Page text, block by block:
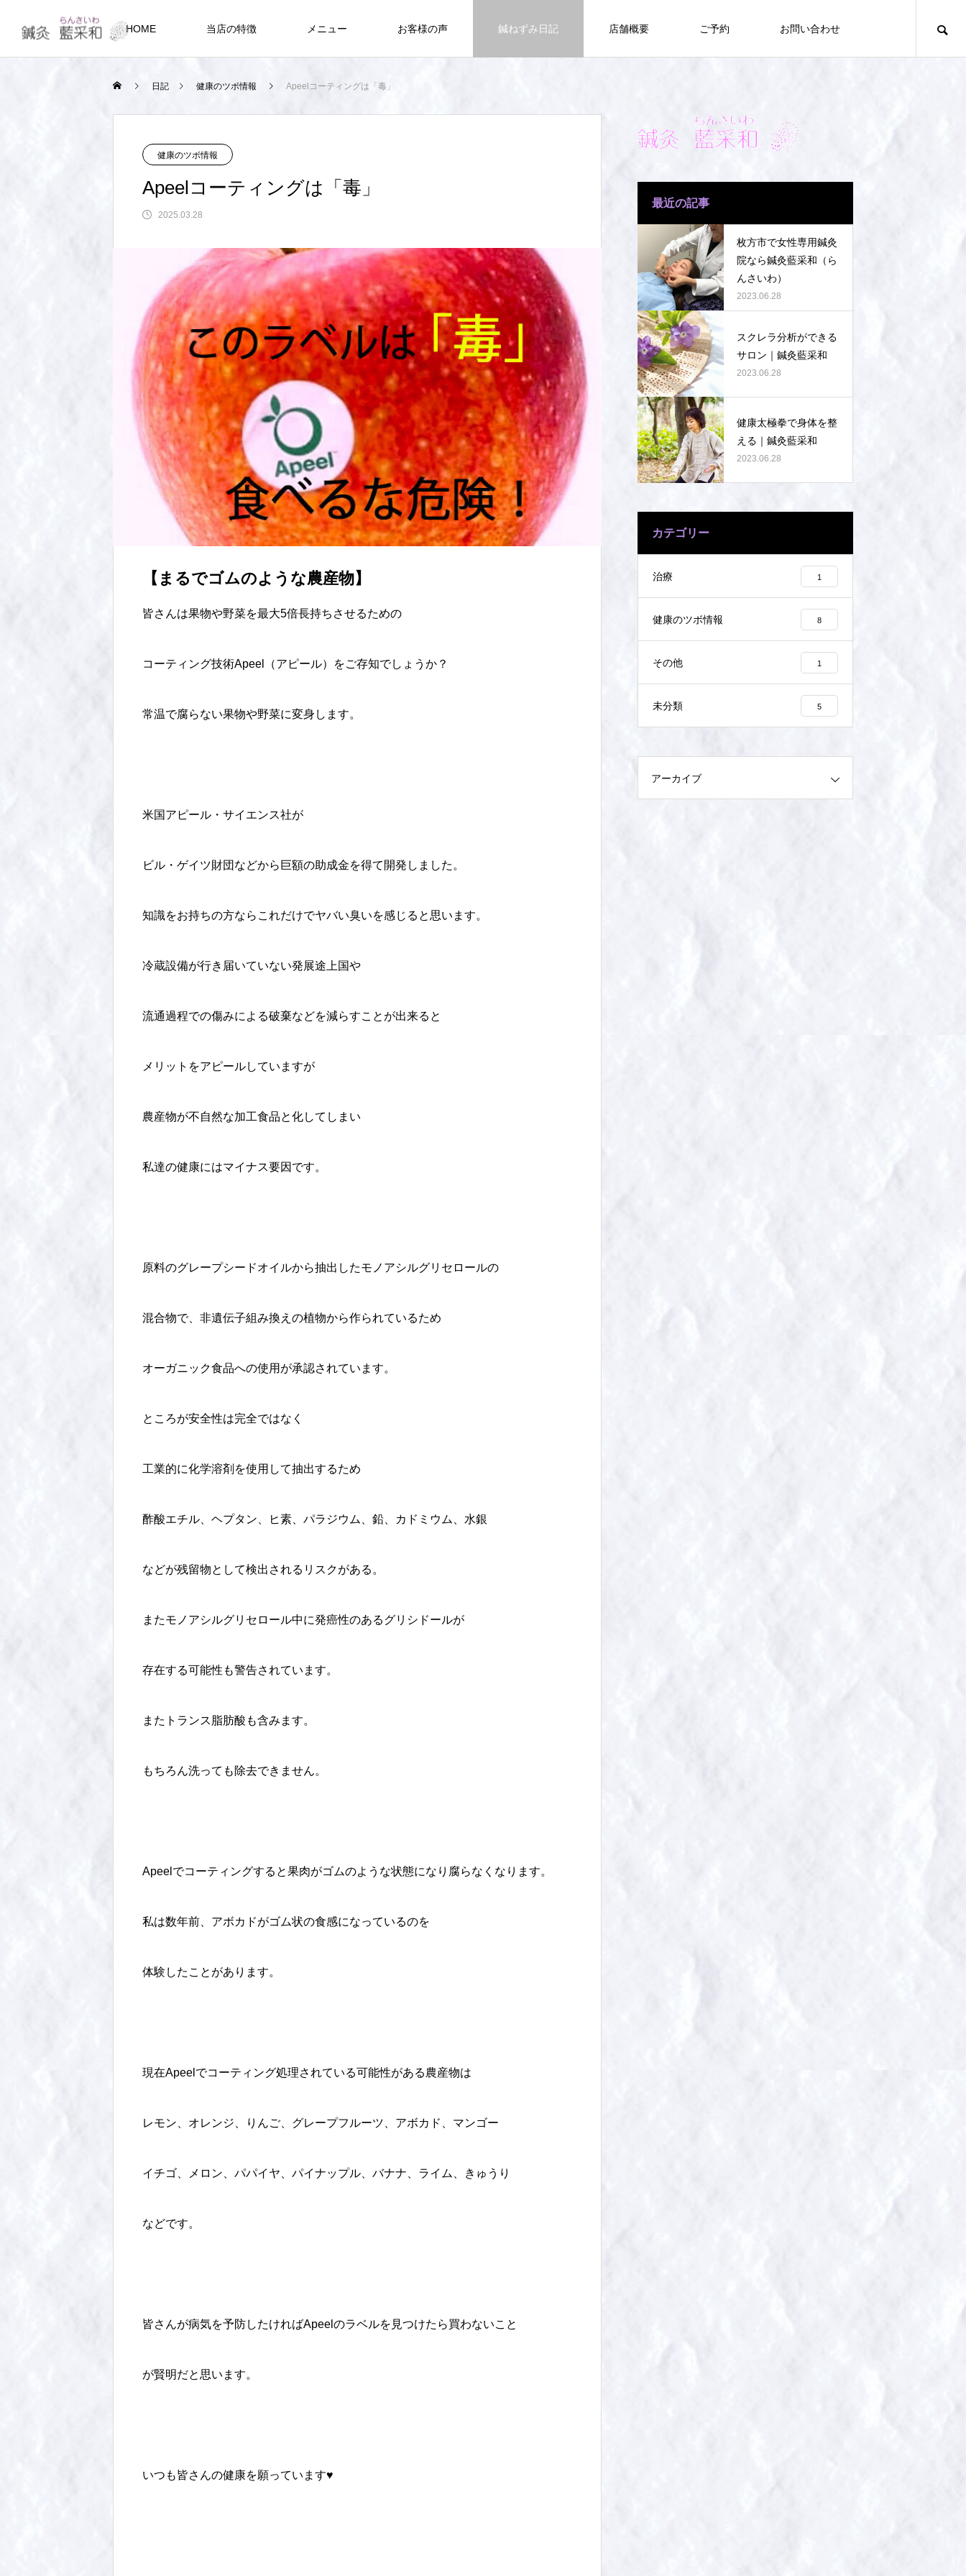
HOME 当店の特徴 メニュー お客様の声 鍼ねずみ日記 店舗概要 ご予約 お問い合わせ
日記 健康のツボ情報 Apeelコーティングは「毒」
健康のツボ情報
Apeelコーティングは「毒」
2025.03.28
【まるでゴムのような農産物】
皆さんは果物や野菜を最大5倍長持ちさせるための
コーティング技術Apeel（アピール）をご存知でしょうか？
常温で腐らない果物や野菜に変身します。
米国アピール・サイエンス社が
ビル・ゲイツ財団などから巨額の助成金を得て開発しました。
知識をお持ちの方ならこれだけでヤバい臭いを感じると思います。
冷蔵設備が行き届いていない発展途上国や
流通過程での傷みによる破棄などを減らすことが出来ると
メリットをアピールしていますが
農産物が不自然な加工食品と化してしまい
私達の健康にはマイナス要因です。
原料のグレープシードオイルから抽出したモノアシルグリセロールの
混合物で、非遺伝子組み換えの植物から作られているため
オーガニック食品への使用が承認されています。
ところが安全性は完全ではなく
工業的に化学溶剤を使用して抽出するため
酢酸エチル、ヘプタン、ヒ素、パラジウム、鉛、カドミウム、水銀
などが残留物として検出されるリスクがある。
またモノアシルグリセロール中に発癌性のあるグリシドールが
存在する可能性も警告されています。
またトランス脂肪酸も含みます。
もちろん洗っても除去できません。
Apeelでコーティングすると果肉がゴムのような状態になり腐らなくなります。
私は数年前、アボカドがゴム状の食感になっているのを
体験したことがあります。
現在Apeelでコーティング処理されている可能性がある農産物は
レモン、オレンジ、りんご、グレープフルーツ、アボカド、マンゴー
イチゴ、メロン、パパイヤ、パイナップル、バナナ、ライム、きゅうり
などです。
皆さんが病気を予防したければApeelのラベルを見つけたら買わないこと
が賢明だと思います。
いつも皆さんの健康を願っています♥
最近の記事
枚方市で女性専用鍼灸
院なら鍼灸藍采和（ら
んさいわ）
2023.06.28
スクレラ分析ができる
サロン｜鍼灸藍采和
2023.06.28
健康太極拳で身体を整
える｜鍼灸藍采和
2023.06.28
カテゴリー
治療 1
健康のツボ情報 8
その他 1
未分類 5
アーカイブ